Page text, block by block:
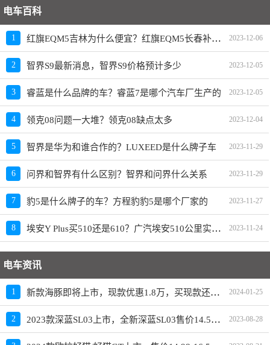
电车百科
1 红旗EQM5吉林为什么便宜？红旗EQM5长春补贴政策 2023-12-06
2 智界S9最新消息，智界S9价格预计多少 2023-12-05
3 睿蓝是什么品牌的车？睿蓝7是哪个汽车厂生产的 2023-12-05
4 领克08问题一大堆？领克08缺点太多 2023-12-04
5 智界是华为和谁合作的？LUXEED是什么牌子车 2023-11-29
6 问界和智界有什么区别？智界和问界什么关系 2023-11-29
7 豹5是什么牌子的车？方程豹豹5是哪个厂家的 2023-11-27
8 埃安Y Plus买510还是610？广汽埃安510公里实际跑多远 2023-11-24
电车资讯
1 新款海豚即将上市，现款优惠1.8万，买现款还是再等等 2024-01-25
2 2023款深蓝SL03上市，全新深蓝SL03售价14.59-19.19万元 2023-08-28